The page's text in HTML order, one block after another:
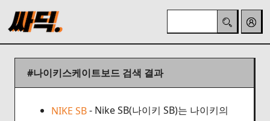
#나이키스케이트보드 검색 결과
NIKE SB- Nike SB(나이키 SB)는 나이키의